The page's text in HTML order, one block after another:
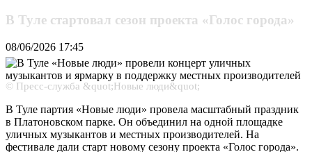
В Туле стартовал сезон проекта «Голос города»
08/06/2026 17:45
© Пресс-служба &quot;Новые люди&quot;
В Туле партия «Новые люди» провела масштабный праздник
в Платоновском парке. Он объединил на одной площадке
уличных музыкантов и местных производителей. На
фестивале дали старт новому сезону проекта «Голос города».